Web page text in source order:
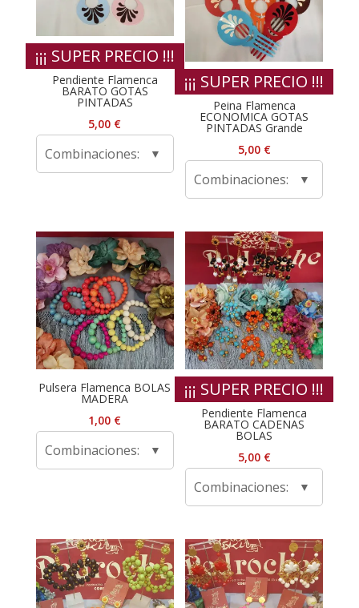
¡¡¡ SUPER PRECIO !!!
Pendiente Flamenca
BARATO GOTAS
PINTADAS
5,00 €
Combinaciones:
¡¡¡ SUPER PRECIO !!!
Peina Flamenca
ECONOMICA GOTAS
PINTADAS Grande
5,00 €
Combinaciones:
Pulsera Flamenca BOLAS
MADERA
1,00 €
Combinaciones:
¡¡¡ SUPER PRECIO !!!
Pendiente Flamenca
BARATO CADENAS
BOLAS
5,00 €
Combinaciones: